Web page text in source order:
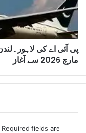
مارچ 2026 سے آغاز
Required fields are